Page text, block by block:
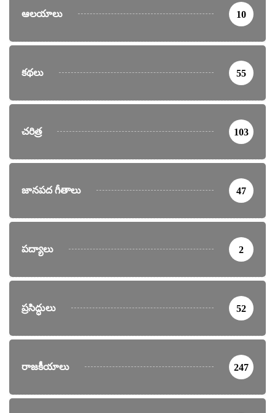
ఆలయాలు 10
కథలు 55
చరిత్ర 103
జానపద గీతాలు 47
పద్యాలు 2
ప్రసిద్ధులు 52
రాజకీయాలు 247